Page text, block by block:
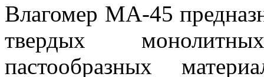
Влагомер МА-45
твердых
пастообразных